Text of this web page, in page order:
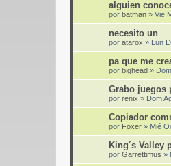
alguien
por batman » Vie
necesito un
por atarox » Lun
pa que me
por bighead »
Grabo juegos
por renix » Dom
Copiador
por Foxer » Mié
King´s Valley
por Garrettimus »